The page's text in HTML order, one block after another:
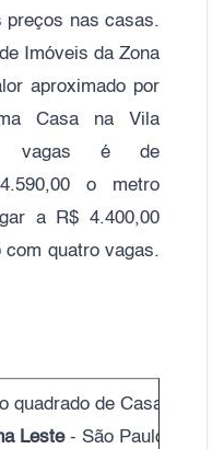
preços nas casas.
Imóveis da Zona
aproximado por
Casa na Vila
vagas é de
o metro
a R$ 4.400,00
com quatro vagas.
quadrado de Casas
Leste- São Paulo